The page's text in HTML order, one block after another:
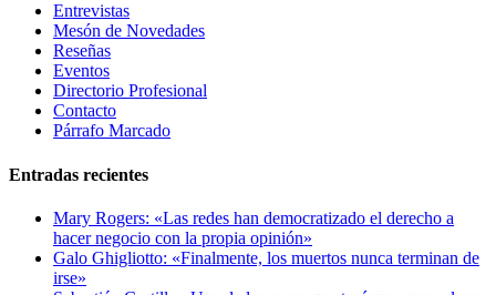
Entrevistas
Mesón de Novedades
Reseñas
Eventos
Directorio Profesional
Contacto
Párrafo Marcado
Entradas recientes
Mary Rogers: «Las redes han democratizado el derecho a
hacer negocio con la propia opinión»
Galo Ghigliotto: «Finalmente, los muertos nunca terminan de
irse»